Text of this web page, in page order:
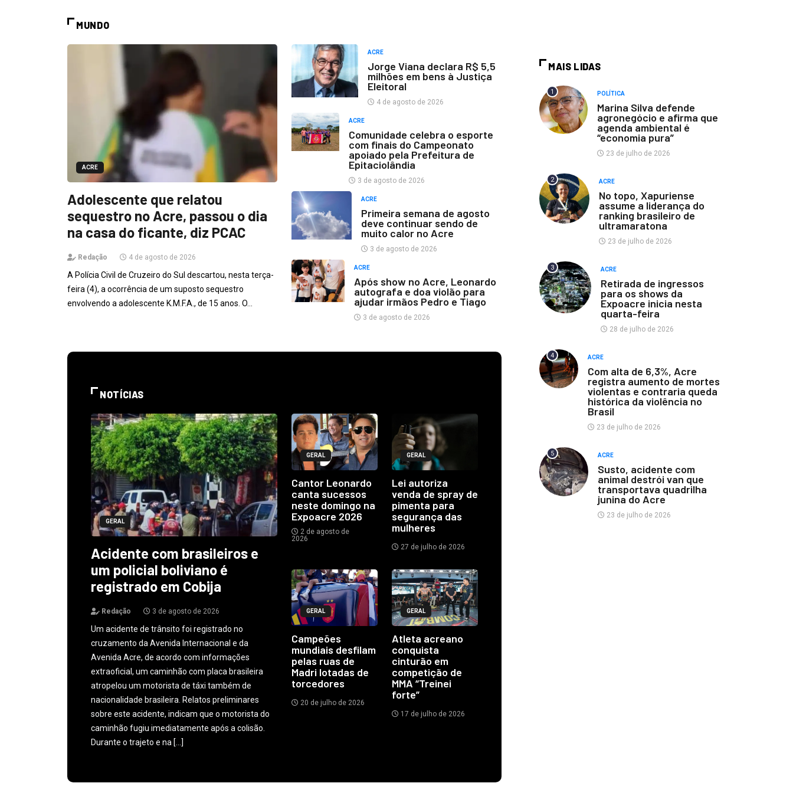
MUNDO
ACRE
Adolescente que relatou
sequestro no Acre, passou o dia
na casa do ficante, diz PCAC
Redação 4 de agosto de 2026
A Polícia Civil de Cruzeiro do Sul descartou, nesta terça-
feira (4), a ocorrência de um suposto sequestro
envolvendo a adolescente K.M.F.A., de 15 anos. O…
ACRE
Jorge Viana declara R$ 5,5
milhões em bens à Justiça
Eleitoral
4 de agosto de 2026
ACRE
Comunidade celebra o esporte
com finais do Campeonato
apoiado pela Prefeitura de
Epitaciolândia
3 de agosto de 2026
ACRE
Primeira semana de agosto
deve continuar sendo de
muito calor no Acre
3 de agosto de 2026
ACRE
Após show no Acre, Leonardo
autografa e doa violão para
ajudar irmãos Pedro e Tiago
3 de agosto de 2026
NOTÍCIAS
GERAL
Acidente com brasileiros e
um policial boliviano é
registrado em Cobija
Redação 3 de agosto de 2026
Um acidente de trânsito foi registrado no
cruzamento da Avenida Internacional e da
Avenida Acre, de acordo com informações
extraoficial, um caminhão com placa brasileira
atropelou um motorista de táxi também de
nacionalidade brasileira. Relatos preliminares
sobre este acidente, indicam que o motorista do
caminhão fugiu imediatamente após a colisão.
Durante o trajeto e na […]
GERAL
Cantor Leonardo
canta sucessos
neste domingo na
Expoacre 2026
2 de agosto de
2026
GERAL
Lei autoriza
venda de spray de
pimenta para
segurança das
mulheres
27 de julho de 2026
GERAL
Campeões
mundiais desfilam
pelas ruas de
Madri lotadas de
torcedores
20 de julho de 2026
GERAL
Atleta acreano
conquista
cinturão em
competição de
MMA “Treinei
forte”
17 de julho de 2026
MAIS LIDAS
1 POLÍTICA
Marina Silva defende
agronegócio e afirma que
agenda ambiental é
“economia pura”
23 de julho de 2026
2 ACRE
No topo, Xapuriense
assume a liderança do
ranking brasileiro de
ultramaratona
23 de julho de 2026
3 ACRE
Retirada de ingressos
para os shows da
Expoacre inicia nesta
quarta-feira
28 de julho de 2026
4 ACRE
Com alta de 6,3%, Acre
registra aumento de mortes
violentas e contraria queda
histórica da violência no
Brasil
23 de julho de 2026
5 ACRE
Susto, acidente com
animal destrói van que
transportava quadrilha
junina do Acre
23 de julho de 2026